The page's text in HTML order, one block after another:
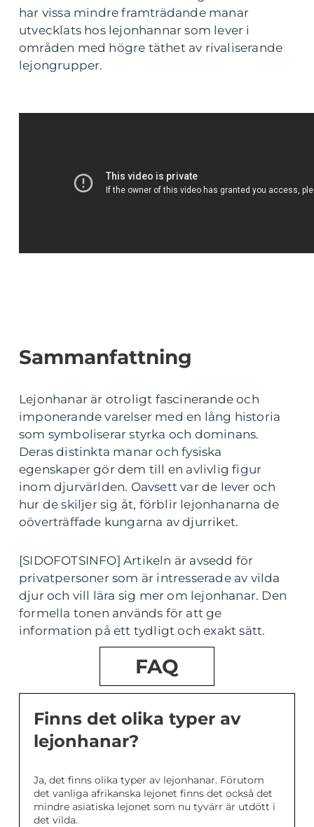
har vissa mindre framträdande manar
utvecklats hos lejonhannar som lever i
områden med högre täthet av rivaliserande
lejongrupper.
Sammanfattning
Lejonhanar är otroligt fascinerande och
imponerande varelser med en lång historia
som symboliserar styrka och dominans.
Deras distinkta manar och fysiska
egenskaper gör dem till en avlivlig figur
inom djurvärlden. Oavsett var de lever och
hur de skiljer sig åt, förblir lejonhanarna de
oöverträffade kungarna av djurriket.
[SIDOFOTSINFO] Artikeln är avsedd för
privatpersoner som är intresserade av vilda
djur och vill lära sig mer om lejonhanar. Den
formella tonen används för att ge
information på ett tydligt och exakt sätt.
FAQ
Finns det olika typer av
lejonhanar?
Ja, det finns olika typer av lejonhanar. Förutom
det vanliga afrikanska lejonet finns det också det
mindre asiatiska lejonet som nu tyvärr är utdött i
det vilda.